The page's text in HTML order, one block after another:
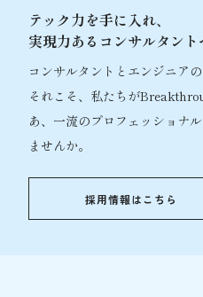
テック力を手に入れ、
実現力あるコンサルタント
コンサルタントとエンジニアの
それこそ、私たちが
あ、一流のプロフェッショナ
ませんか。
採用情報はこちら